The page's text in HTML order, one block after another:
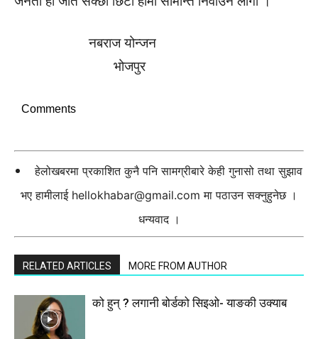
नबराज योन्जन
भोजपुर
Comments
हेलोखबरमा प्रकाशित कुनै पनि सामग्रीबारे केही गुनासो तथा सुझाव
भए हामीलाई hellokhabar@gmail.com मा पठाउन सक्नुहुनेछ ।
धन्यवाद ।
RELATED ARTICLES MORE FROM AUTHOR
को हुन् ? लगानी बोर्डको सिइओ- याङकी उक्याब